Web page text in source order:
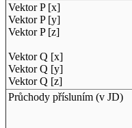
Vektor P [x]
Vektor P [y]
Vektor P [z]
Vektor Q [x]
Vektor Q [y]
Vektor Q [z]
Průchody přísluním (v JD)